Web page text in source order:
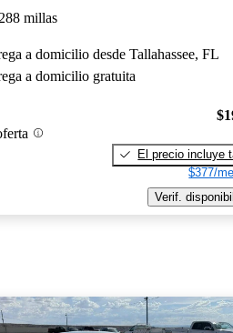
millas
a domicilio desde Tallahassee, FL
a domicilio gratuita
El precio incluye
$377/
Verif.